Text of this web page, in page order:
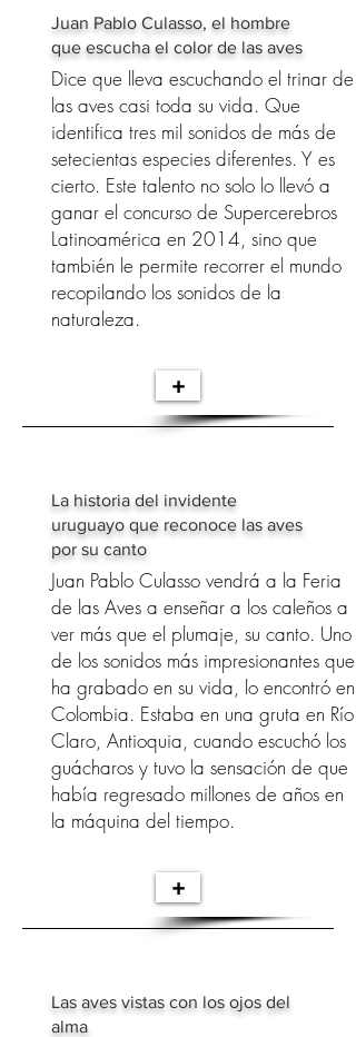
Juan Pablo Culasso, el hombre
que escucha el color de las aves
Dice que lleva escuchando el trinar de
las aves casi toda su vida. Que
identifica tres mil sonidos de más de
setecientas especies diferentes. Y es
cierto. Este talento no solo lo llevó a
ganar el concurso de Supercerebros
Latinoamérica en 2014, sino que
también le permite recorrer el mundo
recopilando los sonidos de la
naturaleza.
+
La historia del invidente
uruguayo que reconoce las aves
por su canto
Juan Pablo Culasso vendrá a la Feria
de las Aves a enseñar a los caleños a
ver más que el plumaje, su canto. Uno
de los sonidos más impresionantes que
ha grabado en su vida, lo encontró en
Colombia. Estaba en una gruta en Río
Claro, Antioquia, cuando escuchó los
guácharos y tuvo la sensación de que
había regresado millones de años en
la máquina del tiempo.
+
Las aves vistas con los ojos del
alma